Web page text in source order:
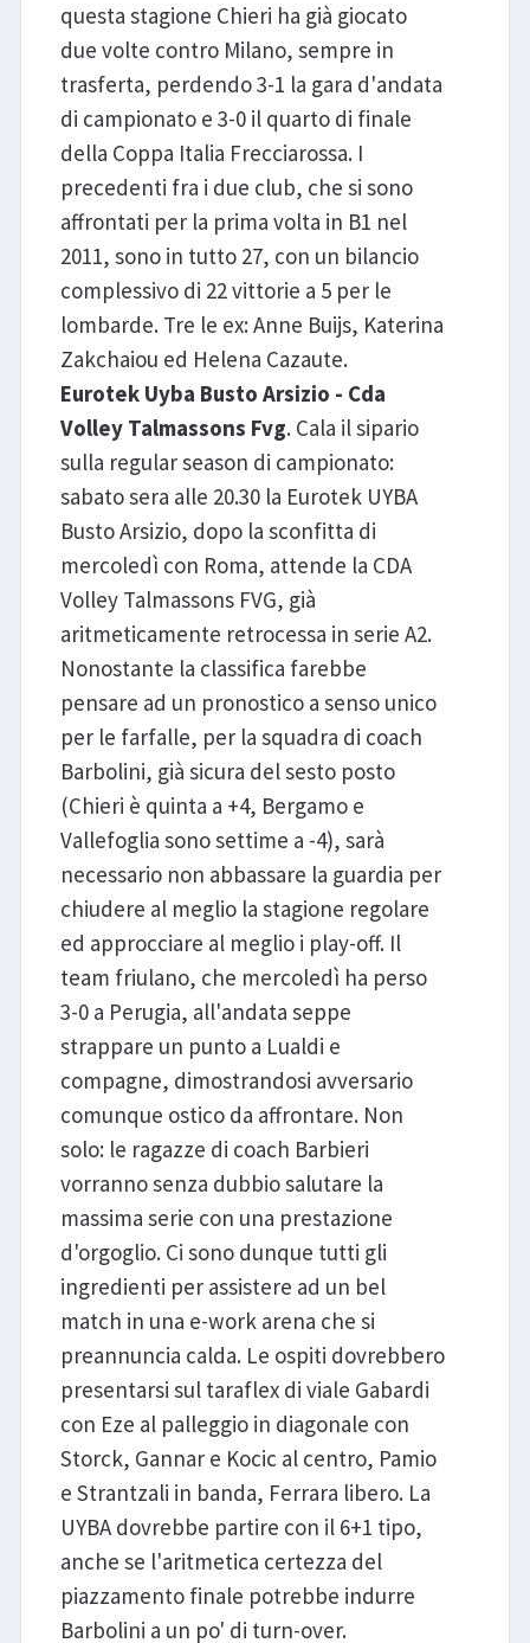
questa stagione Chieri ha già giocato
due volte contro Milano, sempre in
trasferta, perdendo 3-1 la gara d'andata
di campionato e 3-0 il quarto di finale
della Coppa Italia Frecciarossa. I
precedenti fra i due club, che si sono
affrontati per la prima volta in B1 nel
2011, sono in tutto 27, con un bilancio
complessivo di 22 vittorie a 5 per le
lombarde. Tre le ex: Anne Buijs, Katerina
Zakchaiou ed Helena Cazaute.
Eurotek Uyba Busto Arsizio - Cda
Volley Talmassons Fvg. Cala il sipario
sulla regular season di campionato:
sabato sera alle 20.30 la Eurotek UYBA
Busto Arsizio, dopo la sconfitta di
mercoledì con Roma, attende la CDA
Volley Talmassons FVG, già
aritmeticamente retrocessa in serie A2.
Nonostante la classifica farebbe
pensare ad un pronostico a senso unico
per le farfalle, per la squadra di coach
Barbolini, già sicura del sesto posto
(Chieri è quinta a +4, Bergamo e
Vallefoglia sono settime a -4), sarà
necessario non abbassare la guardia per
chiudere al meglio la stagione regolare
ed approcciare al meglio i play-off. Il
team friulano, che mercoledì ha perso
3-0 a Perugia, all'andata seppe
strappare un punto a Lualdi e
compagne, dimostrandosi avversario
comunque ostico da affrontare. Non
solo: le ragazze di coach Barbieri
vorranno senza dubbio salutare la
massima serie con una prestazione
d'orgoglio. Ci sono dunque tutti gli
ingredienti per assistere ad un bel
match in una e-work arena che si
preannuncia calda. Le ospiti dovrebbero
presentarsi sul taraflex di viale Gabardi
con Eze al palleggio in diagonale con
Storck, Gannar e Kocic al centro, Pamio
e Strantzali in banda, Ferrara libero. La
UYBA dovrebbe partire con il 6+1 tipo,
anche se l'aritmetica certezza del
piazzamento finale potrebbe indurre
Barbolini a un po' di turn-over.